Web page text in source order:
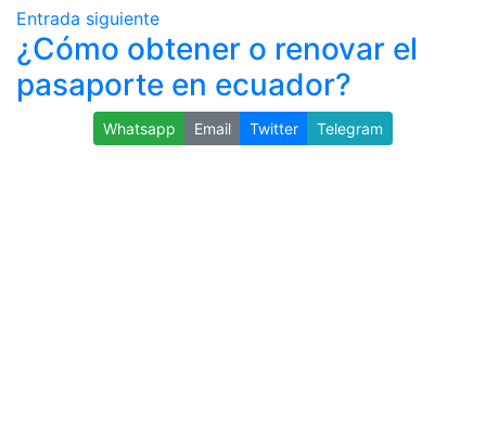
Entrada siguiente
¿Cómo obtener o renovar el
pasaporte en ecuador?
Whatsapp Email Twitter Telegram